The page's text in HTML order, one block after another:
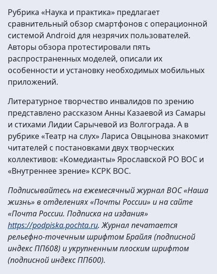
Рубрика «Наука и практика» предлагает
сравнительный обзор смартфонов с операционной
системой Android для незрячих пользователей.
Авторы обзора протестировали пять
распространенных моделей, описали их
особенности и установку необходимых мобильных
приложений.
Литературное творчество инвалидов по зрению
представлено рассказом Анны Казаевой из Самары
и стихами Лидии Сарычевой из Волгограда. А в
рубрике «Театр на слух» Лариса Овцынова знакомит
читателей с постановками двух творческих
коллективов: «Комедианты» Ярославской РО ВОС и
«Внутреннее зрение» КСРК ВОС.
Подписывайтесь на ежемесячный журнал ВОС «Наша
жизнь» в отделениях «Почты России» и на сайте
«Почта России. Подписка на издания»
https://podpiska.pochta.ru. Журнал печатается
рельефно-точечным шрифтом Брайля (подписной
индекс ПП608) и укрупненным плоским шрифтом
(подписной индекс ПП600).